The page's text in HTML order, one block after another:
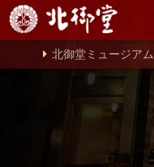
北御堂ミュージアム